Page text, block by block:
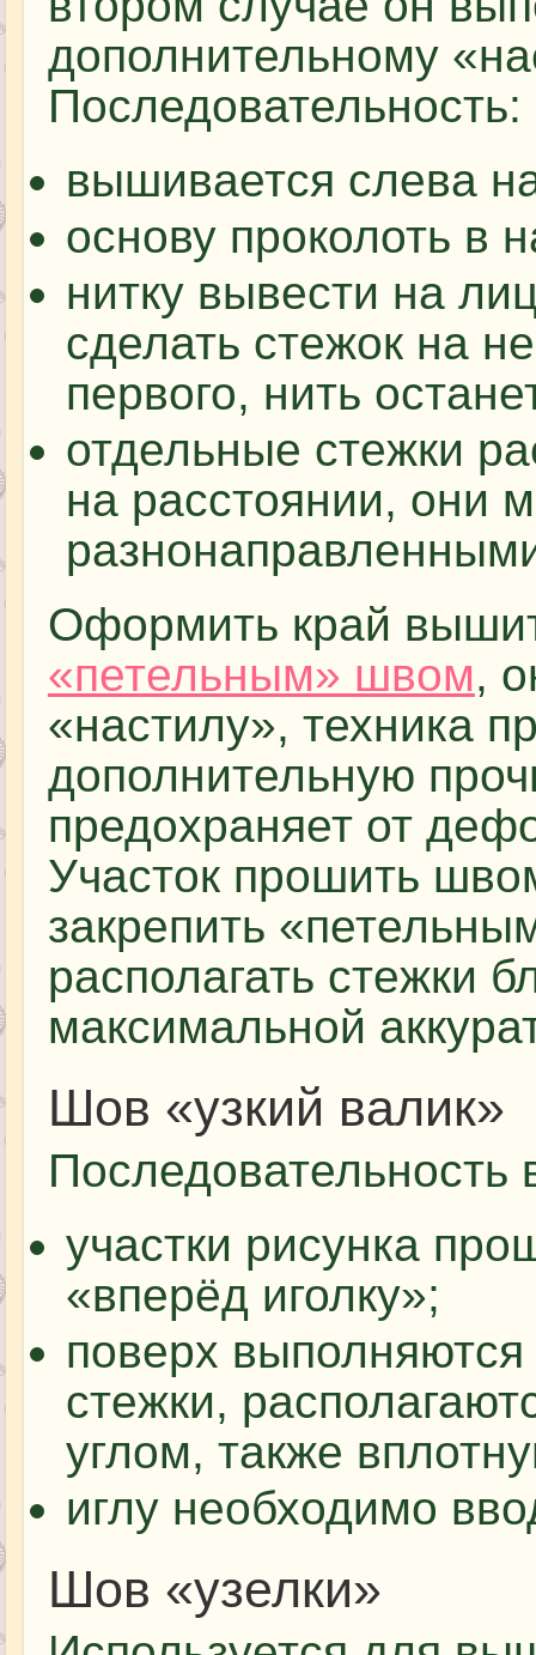
дополнительному
Последовательность:
вышивается слева
основу проколоть в
нитку вывести на
сделать стежок на
первого, нить
отдельные стежки
на расстоянии, они
Оформить край
«петельным» швом,
«настилу», техника
дополнительную
предохраняет от
Участок прошить
закрепить
располагать стежки
максимальной
Шов «узкий валик»
Последовательность
участки рисунка
«вперёд иголку»;
поверх
стежки,
углом, также
иглу необходимо
Шов «узелки»